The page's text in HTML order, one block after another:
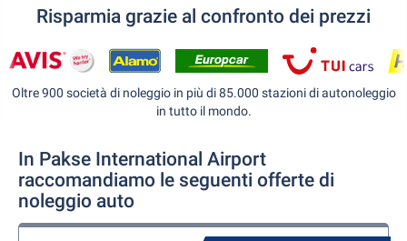
Risparmia grazie al confronto dei prezzi
Oltre 900 società di noleggio in più di 85.000 stazioni di autonoleggio
in tutto il mondo.
In Pakse International Airport
raccomandiamo le seguenti offerte di
noleggio auto